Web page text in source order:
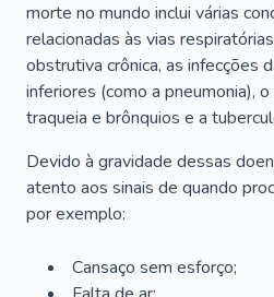
morte no mundo inclui várias
relacionadas às vias
obstrutiva crônica, as infecções
inferiores (como a pneumonia),
traqueia e brônquios e a
Devido à gravidade dessas
atento aos sinais de quando
por exemplo:
Cansaço sem esforço;